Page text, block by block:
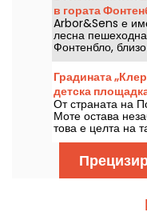
Оаз, със своя
паметници, това
какво да изкуши
откривателски
в гората
Arbor&Sens е
лесна
Фонтенбло,
достъпна за
разходка ни
дървесните
употреба.
Градината
детска
От страната на
Моте остава
това е целта на
предложи място